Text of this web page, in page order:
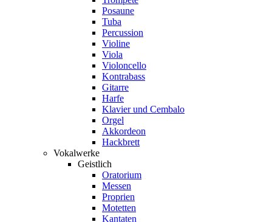
Posaune
Tuba
Percussion
Violine
Viola
Violoncello
Kontrabass
Gitarre
Harfe
Klavier und Cembalo
Orgel
Akkordeon
Hackbrett
Vokalwerke
Geistlich
Oratorium
Messen
Proprien
Motetten
Kantaten